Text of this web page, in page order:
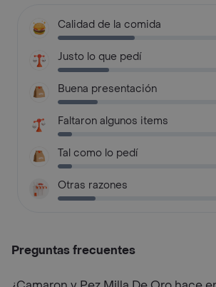
Calidad de la comida
Justo lo que pedí
Buena presentación
Faltaron algunos items
Tal como lo pedí
Otras razones
Preguntas frecuentes